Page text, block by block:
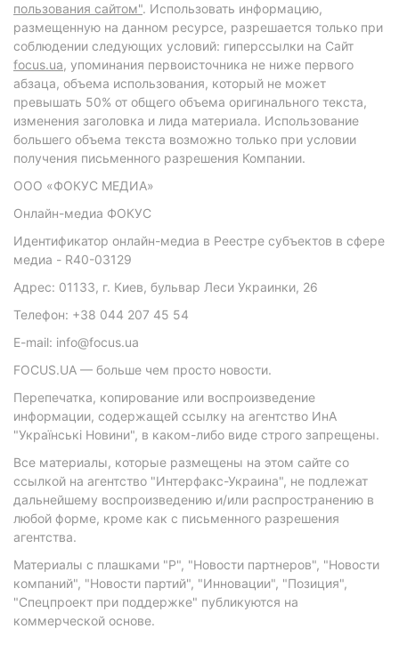
пользования сайтом". Использовать информацию,
размещенную на данном ресурсе, разрешается только при
соблюдении следующих условий: гиперссылки на Сайт
focus.ua, упоминания первоисточника не ниже первого
абзаца, объема использования, который не может
превышать 50% от общего объема оригинального текста,
изменения заголовка и лида материала. Использование
большего объема текста возможно только при условии
получения письменного разрешения Компании.
ООО «ФОКУС МЕДИА»
Онлайн-медиа ФОКУС
Идентификатор онлайн-медиа в Реестре субъектов в сфере
медиа - R40-03129
Адрес: 01133, г. Киев, бульвар Леси Украинки, 26
Телефон: +38 044 207 45 54
E-mail: info@focus.ua
FOCUS.UA — больше чем просто новости.
Перепечатка, копирование или воспроизведение
информации, содержащей ссылку на агентство ИнА
"Українські Новини", в каком-либо виде строго запрещены.
Все материалы, которые размещены на этом сайте со
ссылкой на агентство "Интерфакс-Украина", не подлежат
дальнейшему воспроизведению и/или распространению в
любой форме, кроме как с письменного разрешения
агентства.
Материалы с плашками "Р", "Новости партнеров", "Новости
компаний", "Новости партий", "Инновации", "Позиция",
"Спецпроект при поддержке" публикуются на
коммерческой основе.